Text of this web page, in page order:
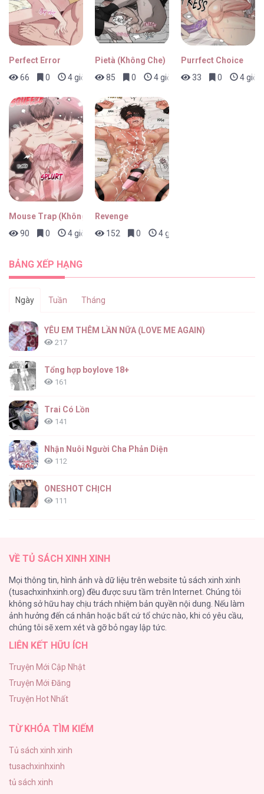
Perfect Error
66
0 4 giờ trước
Pietà (Không Che)
85
0 4 giờ trước
Purrfect Choice
33
0 4 giờ
Mouse Trap (Không Che)
90
0 4 giờ trước
Revenge
152
0 4 giờ trước
BẢNG XẾP HẠNG
Ngày Tuần Tháng
YÊU EM THÊM LẦN NỮA (LOVE ME AGAIN)
217
Tổng hợp boylove 18+
161
Trai Có Lồn
141
Nhận Nuôi Người Cha Phản Diện
112
ONESHOT CHỊCH
111
98
TUYỂN TẬP: TRAI CÓ LỒN
92
Kiếp Này Ta Sẽ Trở Thành Gia Chủ
Vết Tích Của Ánh Dương
89
VỀ TỦ SÁCH XINH XINH
Mọi thông tin, hình ảnh và dữ liệu trên website tủ sách xinh xinh
(tusachxinhxinh.org) đều được sưu tầm trên Internet. Chúng tôi
không sở hữu hay chịu trách nhiệm bản quyền nội dung. Nếu làm
ảnh hưởng đến cá nhân hoặc bất cứ tổ chức nào, khi có yêu cầu,
chúng tôi sẽ xem xét và gỡ bỏ ngay lập tức.
LIÊN KẾT HỮU ÍCH
Truyện Mới Cập Nhật
Truyện Mới Đăng
Truyện Hot Nhất
TỪ KHÓA TÌM KIẾM
Tủ sách xinh xinh
tusachxinhxinh
tủ sách xinh